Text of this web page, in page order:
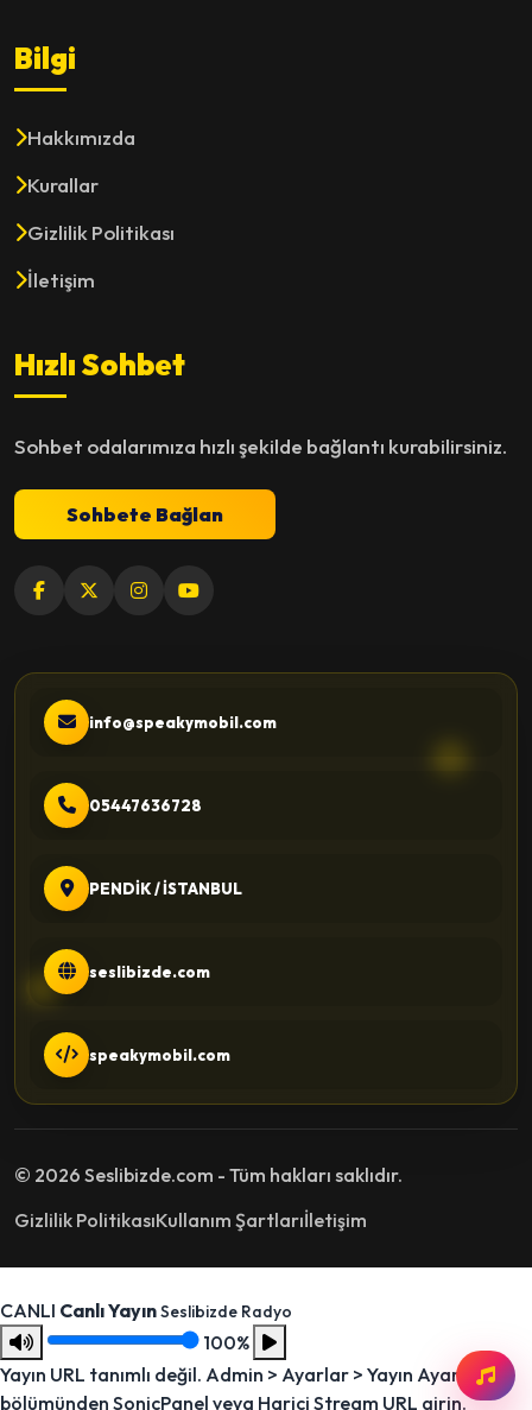
Bilgi
Hakkımızda
Kurallar
Gizlilik Politikası
İletişim
Hızlı Sohbet
Sohbet odalarımıza hızlı şekilde bağlantı kurabilirsiniz.
Sohbete Bağlan
info@speakymobil.com
05447636728
PENDİK / İSTANBUL
seslibizde.com
speakymobil.com
© 2026 Seslibizde.com - Tüm hakları saklıdır.
Gizlilik PolitikasıKullanım Şartlarıİletişim
CANLI Canlı YayınSeslibizde Radyo
100%
Yayın URL tanımlı değil. Admin > Ayarlar > Yayın Ayarları
bölümünden SonicPanel veya Harici Stream URL girin.